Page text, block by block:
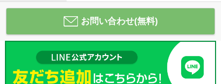
お問い合わせ(無料)